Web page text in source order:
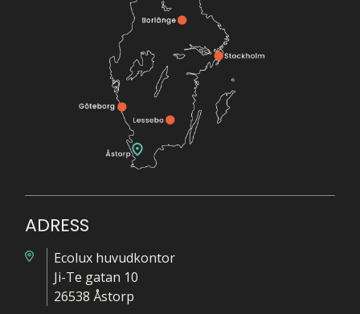
ADRESS
Ecolux huvudkontor
Ji-Te gatan 10
26538 Åstorp